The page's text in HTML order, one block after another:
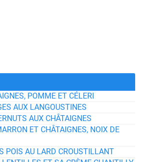
POMME ET CÉLERI
AUX LANGOUSTINES
AUX CHÂTAIGNES
ET CHÂTAIGNES, NOIX DE
POIS AU LARD CROUSTILLANT